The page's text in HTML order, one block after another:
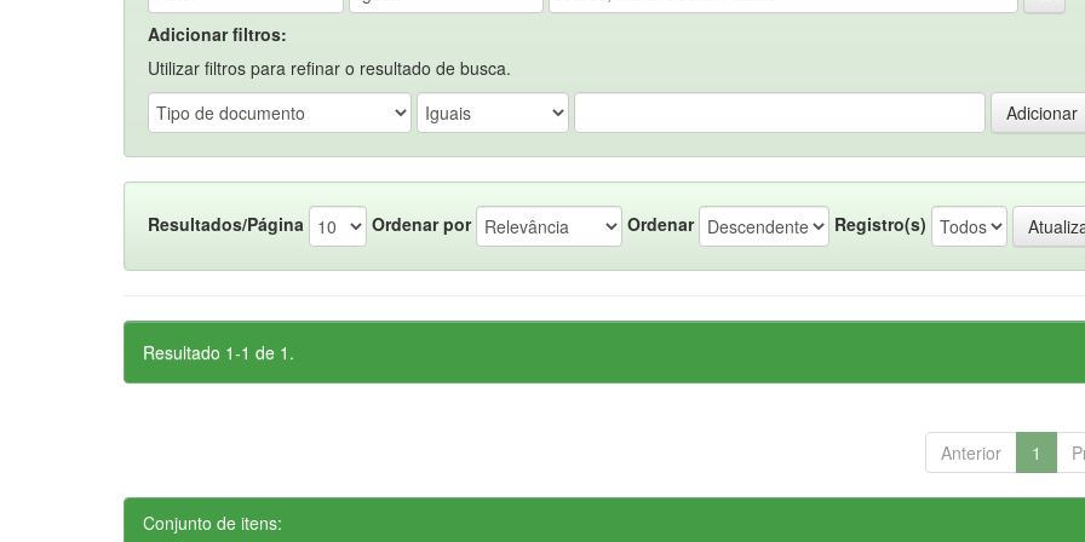
Adicionar filtros:
Utilizar filtros para refinar o resultado de busca.
Resultados/Página Ordenar por Ordenar Registro(s)
Resultado 1-1 de 1.
Anterior 1
Conjunto de itens: